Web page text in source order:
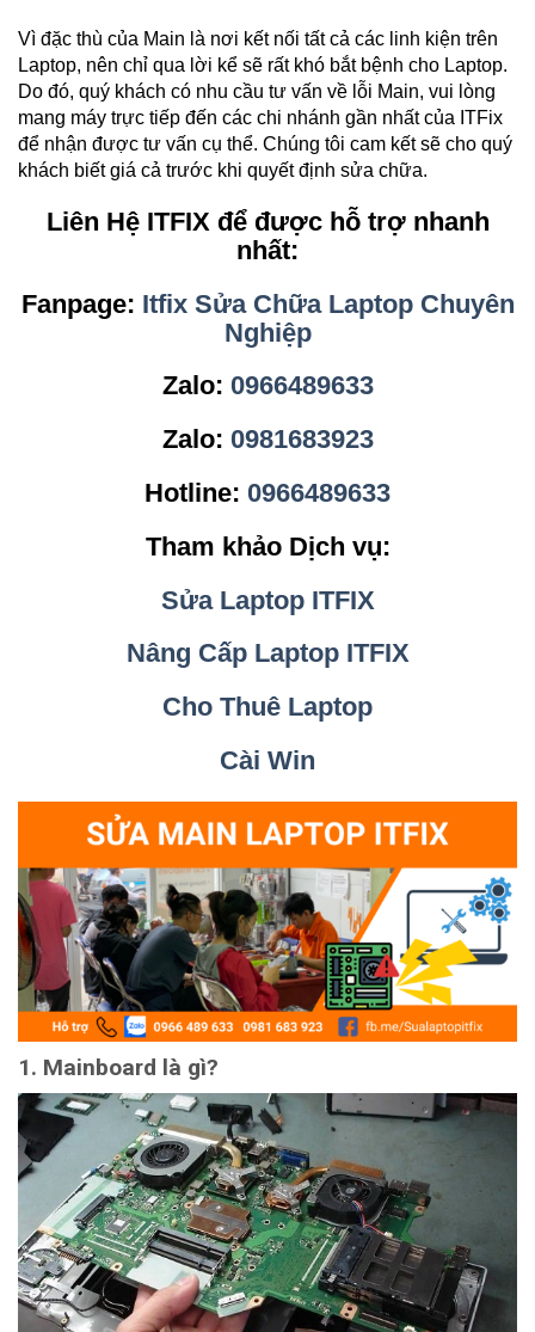
Vì đặc thù của Main là nơi kết nối tất cả các linh kiện trên
Laptop, nên chỉ qua lời kể sẽ rất khó bắt bệnh cho Laptop.
Do đó, quý khách có nhu cầu tư vấn về lỗi Main, vui lòng
mang máy trực tiếp đến các chi nhánh gần nhất của ITFix
để nhận được tư vấn cụ thể. Chúng tôi cam kết sẽ cho quý
khách biết giá cả trước khi quyết định sửa chữa.
Liên Hệ ITFIX để được hỗ trợ nhanh
nhất:
Fanpage: Itfix Sửa Chữa Laptop Chuyên
Nghiệp
Zalo: 0966489633
Zalo: 0981683923
Hotline: 0966489633
Tham khảo Dịch vụ:
Sửa Laptop ITFIX
Nâng Cấp Laptop ITFIX
Cho Thuê Laptop
Cài Win
1. Mainboard là gì?